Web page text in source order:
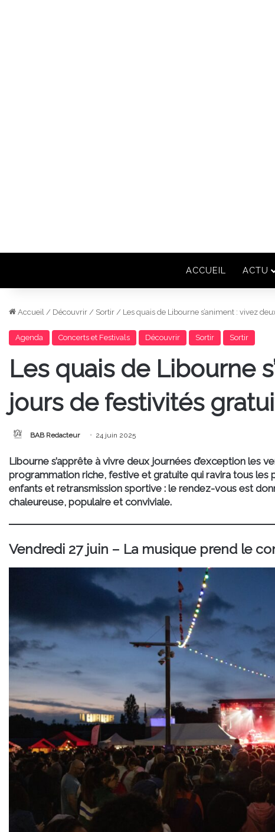
ACCUEIL ACTU
Accueil / Découvrir / Sortir / Les quais de Libourne s’animent : vivez
Agenda Concerts et Festivals Découvrir Sortir Sortir
Les quais de Libourne
jours de festivités
BAB Redacteur 24 juin 2025
Libourne s’apprête à vivre deux journées d’exception les
programmation riche, festive et gratuite qui ravira tous les
enfants et retransmission sportive : le rendez-vous est
chaleureuse, populaire et conviviale.
Vendredi 27 juin – La musique prend le